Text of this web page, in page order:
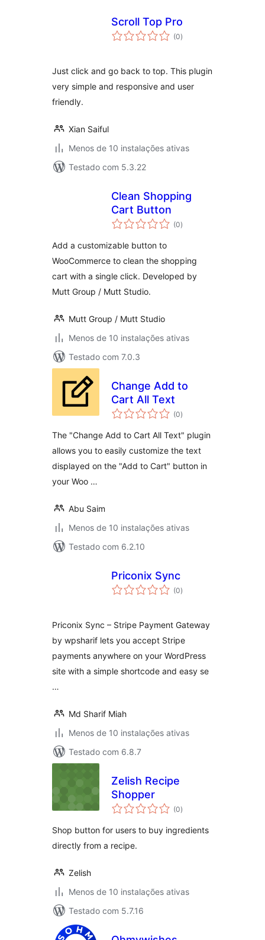
Scroll Top Pro
(0avaliações
totais
)
Just click and go back to top. This plugin
very simple and responsive and user
friendly.
Xian Saiful
Menos de 10 instalações ativas
Testado com 5.3.22
Clean Shopping
Cart Button
(0avaliações
totais
)
Add a customizable button to
WooCommerce to clean the shopping
cart with a single click. Developed by
Mutt Group / Mutt Studio.
Mutt Group / Mutt Studio
Menos de 10 instalações ativas
Testado com 7.0.3
Change Add to
Cart All Text
(0avaliações
totais
)
The "Change Add to Cart All Text" plugin
allows you to easily customize the text
displayed on the "Add to Cart" button in
your Woo …
Abu Saim
Menos de 10 instalações ativas
Testado com 6.2.10
Priconix Sync
(0avaliações
totais
)
Priconix Sync – Stripe Payment Gateway
by wpsharif lets you accept Stripe
payments anywhere on your WordPress
site with a simple shortcode and easy se
…
Md Sharif Miah
Menos de 10 instalações ativas
Testado com 6.8.7
Zelish Recipe
Shopper
(0avaliações
totais
)
Shop button for users to buy ingredients
directly from a recipe.
Zelish
Menos de 10 instalações ativas
Testado com 5.7.16